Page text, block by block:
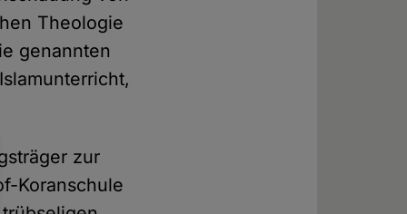
Theologie
genannten
zur
Koranschule